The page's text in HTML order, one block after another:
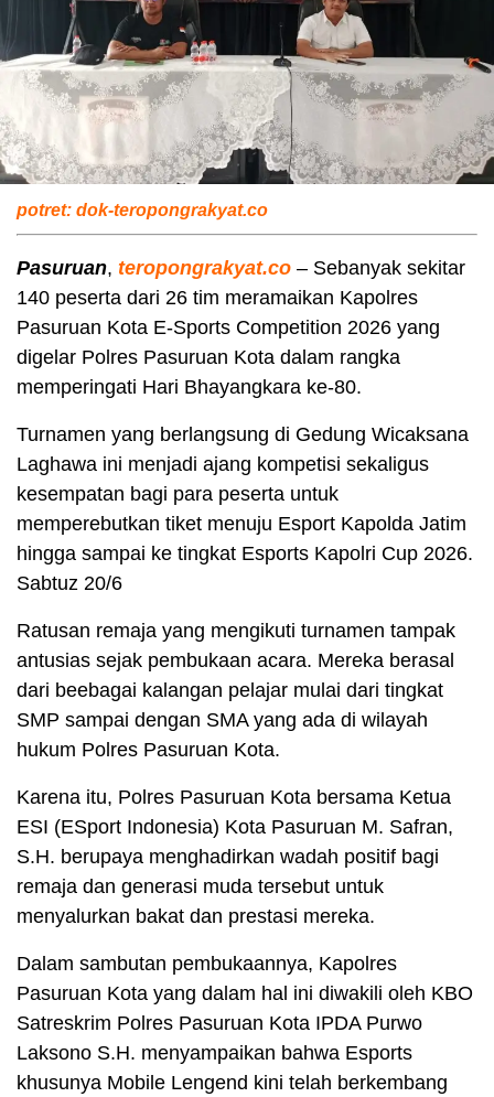
potret: dok-teropongrakyat.co
Pasuruan, teropongrakyat.co – Sebanyak sekitar
140 peserta dari 26 tim meramaikan Kapolres
Pasuruan Kota E-Sports Competition 2026 yang
digelar Polres Pasuruan Kota dalam rangka
memperingati Hari Bhayangkara ke-80.
Turnamen yang berlangsung di Gedung Wicaksana
Laghawa ini menjadi ajang kompetisi sekaligus
kesempatan bagi para peserta untuk
memperebutkan tiket menuju Esport Kapolda Jatim
hingga sampai ke tingkat Esports Kapolri Cup 2026.
Sabtuz 20/6
Ratusan remaja yang mengikuti turnamen tampak
antusias sejak pembukaan acara. Mereka berasal
dari beebagai kalangan pelajar mulai dari tingkat
SMP sampai dengan SMA yang ada di wilayah
hukum Polres Pasuruan Kota.
Karena itu, Polres Pasuruan Kota bersama Ketua
ESI (ESport Indonesia) Kota Pasuruan M. Safran,
S.H. berupaya menghadirkan wadah positif bagi
remaja dan generasi muda tersebut untuk
menyalurkan bakat dan prestasi mereka.
Dalam sambutan pembukaannya, Kapolres
Pasuruan Kota yang dalam hal ini diwakili oleh KBO
Satreskrim Polres Pasuruan Kota IPDA Purwo
Laksono S.H. menyampaikan bahwa Esports
khusunya Mobile Lengend kini telah berkembang